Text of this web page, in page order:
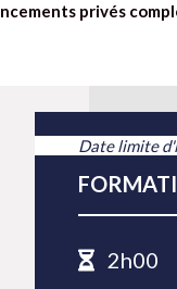
privés
Date limite
2h00